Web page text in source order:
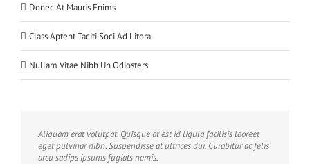
Donec At Mauris Enims
Class Aptent Taciti Soci Ad Litora
Nullam Vitae Nibh Un Odiosters
Aliquam erat volutpat. Quisque at est id ligula facilisis laoreet
eget pulvinar nibh. Suspendisse at ultrices dui. Curabitur ac felis
arcu sadips ipsums fugiats nemis.